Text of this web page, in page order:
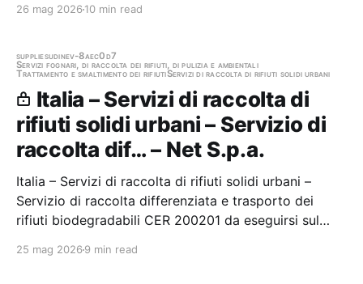
26 mag 2026 10 min read
suppliesudinev-8aec0d7
Servizi fognari, di raccolta dei rifiuti, di pulizia e ambientali
Trattamento e smaltimento dei rifiutiServizi di raccolta di rifiuti solidi urbani
Italia – Servizi di raccolta di
rifiuti solidi urbani – Servizio di
raccolta dif… – Net S.p.a.
Italia – Servizi di raccolta di rifiuti solidi urbani –
Servizio di raccolta differenziata e trasporto dei
rifiuti biodegradabili CER 200201 da eseguirsi sul
appaltante: Net S.p.a. Gara aggiudicata
25 mag 2026 9 min read